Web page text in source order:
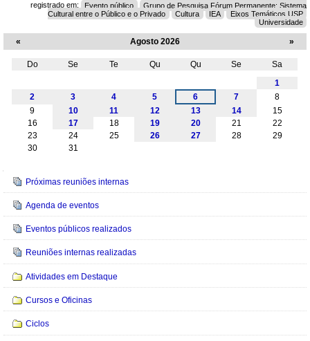
registrado em: Evento público
Grupo de Pesquisa Fórum Permanente: Sistema
Cultural entre o Público e o Privado
Cultura IEA
Eixos Temáticos USP
Universidade
« Agosto 2026 »
Do Se Te Qu Qu Se
Sa
1
2
3 4 5 6 7
8
9
10 11 12 13 14
15
16
17 18 19 20 21
22
23
24 25 26 27 28
29
30
31
Navegação
Próximas reuniões internas
Agenda de eventos
Eventos públicos realizados
Reuniões internas realizadas
Atividades em Destaque
Cursos e Oficinas
Ciclos